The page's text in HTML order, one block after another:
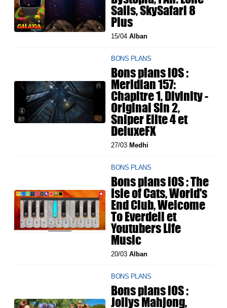
Sails, SkySafari 8
Plus
15/04Alban
BONS PLANS
Bons plans iOS :
Meridian 157:
Chapitre 1, Divinity -
Original Sin 2,
Sniper Elite 4 et
DeluxeFX
27/03 Medhi
BONS PLANS
Bons plans iOS : The
Isle of Cats, World's
End Club, Welcome
To Everdell et
Youtubers Life
Music
20/03Alban
BONS PLANS
Bons plans iOS :
Jollys Mahjong,